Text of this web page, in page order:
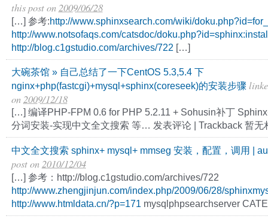
this poston 2009/06/28
[…] 参考:http://www.sphinxsearch.com/wiki/
http://www.notsofaqs.com/catsdoc/
http://blog.c1gstudio.com/archives/722 […]
大碗茶馆 » 自己总结了一下CentOS 5.3,5.4 下
nginx+php(fastcgi)+mysql+sphinx(coreseek)的安装步骤
on 2009/12/18
[…] 编译PHP-FPM 0.6 for PHP 5.2.11 + Sohusin补丁
分词安装-实现中文全文搜索 等… 发表评论 | Trackback 暂
中文全文搜索 sphinx+ mysql+ mmseg 安装，配置，调用 |
poston 2010/12/04
[…] 参考：http://blog.c1gstudio.com/archives/722
http://www.zhengjinjun.com/index.php/2009/06/28/
http://www.htmldata.cn/?p=171 mysqlphpsearchserver